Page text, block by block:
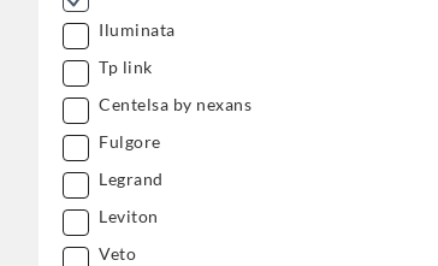
Iluminata
Tp link
Centelsa by nexans
Fulgore
Legrand
Leviton
Veto